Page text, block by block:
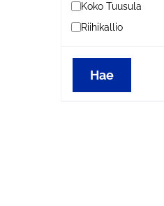
Koko Tuusula
Riihikallio
Hae